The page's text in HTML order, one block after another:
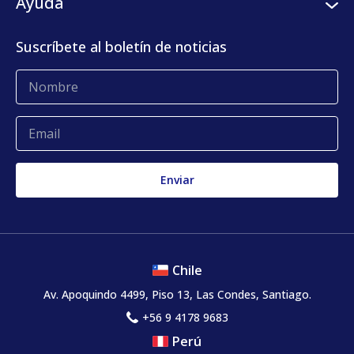
Centro de prensa
KLog Fulfillment
Glosario
Quejas y reclamos
Suscríbete al boletín de noticias
Chile
Av. Apoquindo 4499, Piso 13, Las Condes, Santiago.
+56 9 4178 9683
Perú